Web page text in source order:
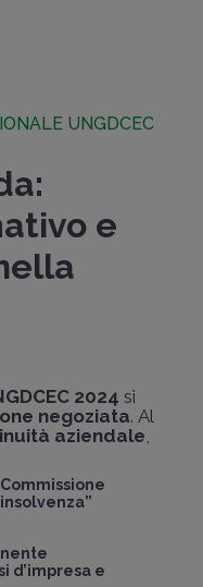
UNGDCEC
e
2024 si
negoziata. Al
aziendale
d’impresa e